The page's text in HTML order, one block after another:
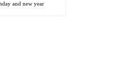
and new year